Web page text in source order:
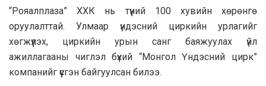
“Рояалплаза” ХХК нь түүний 100 хувийн хөрөнгө
оруулалттай. Улмаар үндэсний циркийн урлагийг
хөгжүүлэх, циркийн урын санг баяжуулах үйл
ажиллагааны чиглэл бүхий “Монгол Үндэсний цирк”
компанийг үүсгэн байгуулсан билээ.